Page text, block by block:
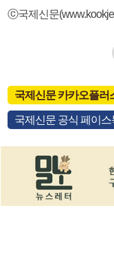
ⓒ국제신문
국제신문 카카오플러
국제신문 공식 페이스